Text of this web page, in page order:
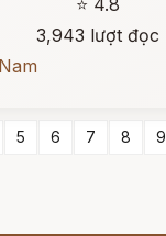
⭐ 4.8
3,943 lượt đọc
5 6 7 8 9